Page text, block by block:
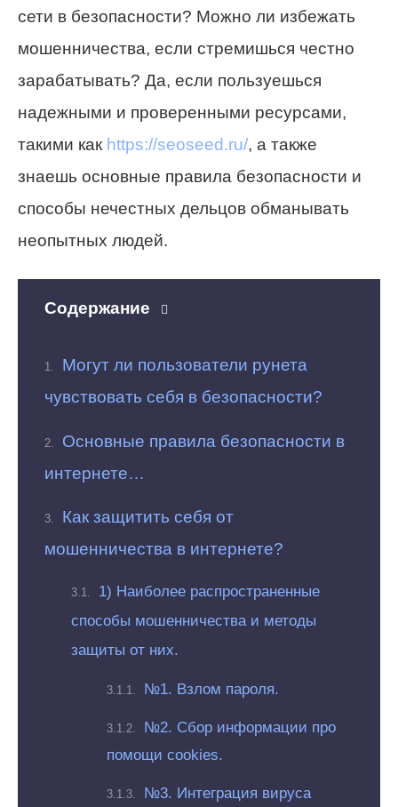
сети в безопасности? Можно ли избежать
мошенничества, если стремишься честно
зарабатывать? Да, если пользуешься
надежными и проверенными ресурсами,
такими как https://seoseed.ru/, а также
знаешь основные правила безопасности и
способы нечестных дельцов обманывать
неопытных людей.
Содержание
Могут ли пользователи рунета
чувствовать себя в безопасности?
Основные правила безопасности в
интернете…
Как защитить себя от
мошенничества в интернете?
1) Наиболее распространенные
способы мошенничества и методы
защиты от них.
№1. Взлом пароля.
№2. Сбор информации про
помощи cookies.
№3. Интеграция вируса